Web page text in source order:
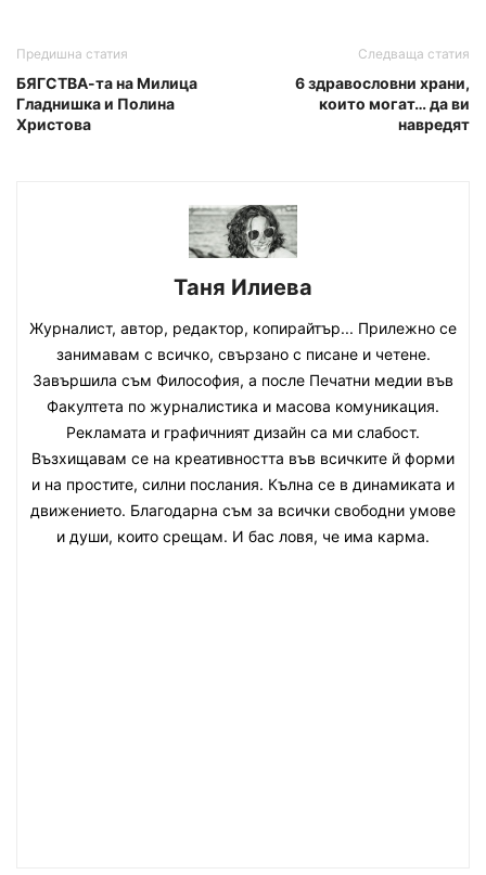
Предишна статия
БЯГСТВА-та на Милица
Гладнишка и Полина
Христова
Следваща статия
6 здравословни храни,
които могат… да ви
навредят
Таня Илиева
Журналист, автор, редактор, копирайтър... Прилежно се
занимавам с всичко, свързано с писане и четене.
Завършила съм Философия, а после Печатни медии във
Факултета по журналистика и масова комуникация.
Рекламата и графичният дизайн са ми слабост.
Възхищавам се на креативността във всичките й форми
и на простите, силни послания. Кълна се в динамиката и
движението. Благодарна съм за всички свободни умове
и души, които срещам. И бас ловя, че има карма.